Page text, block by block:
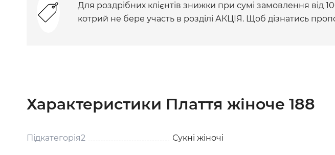
Для роздрібних клієнтів знижки при сумі замовлення від
котрий не бере участь в розділі АКЦІЯ. Щоб дізнатись
Характеристики Плаття жіноче 188
Підкатегорія2 Сукні жіночі